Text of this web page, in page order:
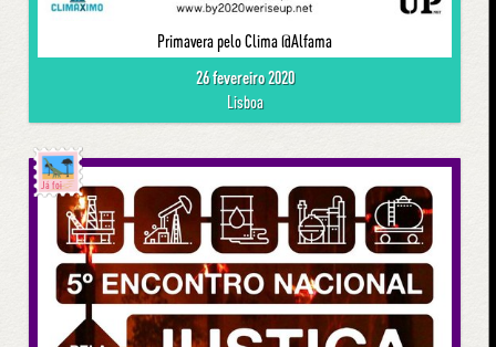
Primavera pelo Clima @Alfama
26 fevereiro 2020
Lisboa
Já foi